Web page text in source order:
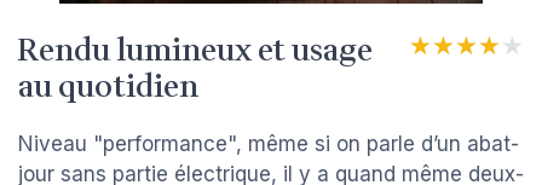
Rendu lumineux et usage
au quotidien
★★★★★
★★★★★
Niveau "performance", même si on parle d’un abat-
jour sans partie électrique, il y a quand même deux-